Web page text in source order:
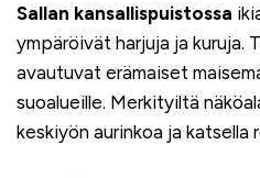
Sallan kansallispuistossa
ympäröivät harjuja ja kuruja.
avautuvat erämaiset
suoalueille. Merkityiltä
keskiyön aurinkoa ja katsella